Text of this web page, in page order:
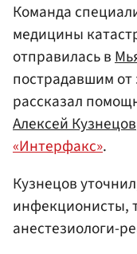
Команда
медицины
отправилась в
пострадавшим
рассказал
Алексей Кузнецов
«Интерфакс».
Кузнецов
инфекционисты,
анестезиологи-